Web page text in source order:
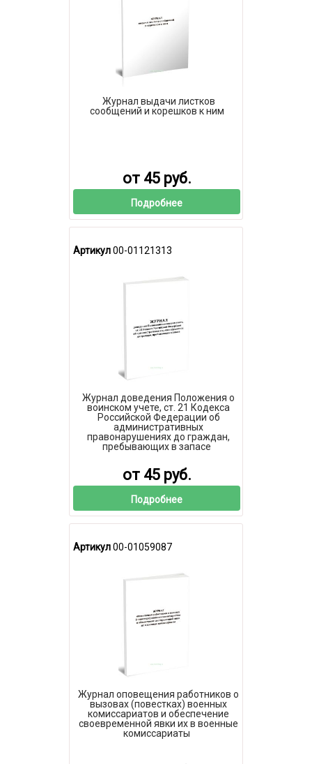
Журнал выдачи листков
сообщений и корешков к ним
от 45 руб.
Подробнее
Артикул00-01121313
Журнал доведения Положения о
воинском учете, ст. 21 Кодекса
Российской Федерации об
административных
правонарушениях до граждан,
пребывающих в запасе
от 45 руб.
Подробнее
Артикул00-01059087
Журнал оповещения работников о
вызовах (повестках) военных
комиссариатов и обеспечение
своевременной явки их в военные
комиссариаты